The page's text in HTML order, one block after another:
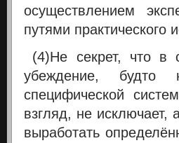
осуществлением
путями практического
(4)Не секрет, что в
убеждение, будто
специфической
взгляд, не исключает,
выработать